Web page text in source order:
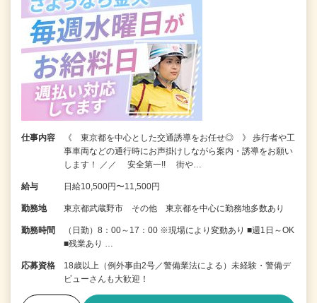
仕事内容
《 東京都を中心とした交通誘導をお任せ◎ 》 歩行者や工
事車両などの通行時にお声掛けしながら案内・誘導をお願い
します！ ／／ 安全第一!! 街や…
給与 日給10,500円〜11,500円
勤務地 東京都武蔵野市 その他 東京都を中心に勤務地多数あり
勤務時間
（日勤）8：00～17：00 ※現場により変動あり ■週1日～OK
■残業あり …
応募資格
18歳以上（例外事由2号／警備業法による）未経験・警備デ
ビューさんも大歓迎！